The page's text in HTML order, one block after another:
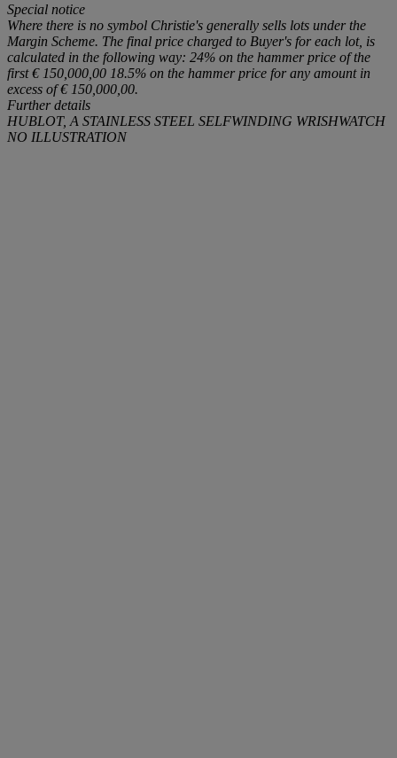
Special notice
Where there is no symbol Christie's generally sells lots under the
Margin Scheme. The final price charged to Buyer's for each lot, is
calculated in the following way: 24% on the hammer price of the
first € 150,000,00 18.5% on the hammer price for any amount in
excess of € 150,000,00.
Further details
HUBLOT, A STAINLESS STEEL SELFWINDING WRISHWATCH
NO ILLUSTRATION